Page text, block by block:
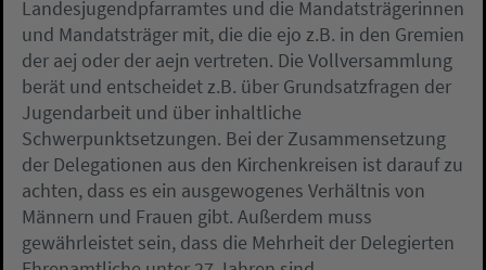
Landesjugendpfarramtes und die Mandatsträgerinnen
und Mandatsträger mit, die die ejo z.B. in den Gremien
der aej oder der aejn vertreten. Die Vollversammlung
berät und entscheidet z.B. über Grundsatzfragen der
Jugendarbeit und über inhaltliche
Schwerpunktsetzungen. Bei der Zusammensetzung
der Delegationen aus den Kirchenkreisen ist darauf zu
achten, dass es ein ausgewogenes Verhältnis von
Männern und Frauen gibt. Außerdem muss
gewährleistet sein, dass die Mehrheit der Delegierten